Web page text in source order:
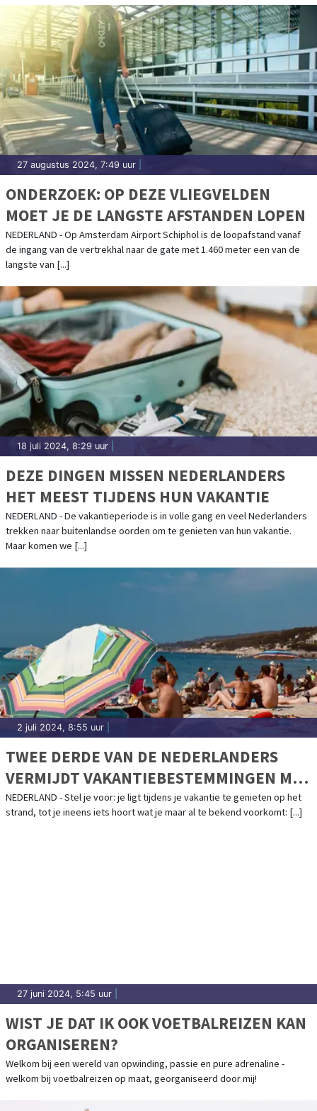
27 augustus 2024, 7:49 uur
ONDERZOEK: OP DEZE VLIEGVELDEN
MOET JE DE LANGSTE AFSTANDEN LOPEN
NEDERLAND - Op Amsterdam Airport Schiphol is de loopafstand vanaf
de ingang van de vertrekhal naar de gate met 1.460 meter een van de
langste van [...]
18 juli 2024, 8:29 uur
DEZE DINGEN MISSEN NEDERLANDERS
HET MEEST TIJDENS HUN VAKANTIE
NEDERLAND - De vakantieperiode is in volle gang en veel Nederlanders
trekken naar buitenlandse oorden om te genieten van hun vakantie.
Maar komen we [...]
2 juli 2024, 8:55 uur
TWEE DERDE VAN DE NEDERLANDERS
VERMIJDT VAKANTIEBESTEMMINGEN MET
LANDGENOTEN
NEDERLAND - Stel je voor: je ligt tijdens je vakantie te genieten op het
strand, tot je ineens iets hoort wat je maar al te bekend voorkomt: [...]
27 juni 2024, 5:45 uur
WIST JE DAT IK OOK VOETBALREIZEN KAN
ORGANISEREN?
Welkom bij een wereld van opwinding, passie en pure adrenaline -
welkom bij voetbalreizen op maat, georganiseerd door mij!